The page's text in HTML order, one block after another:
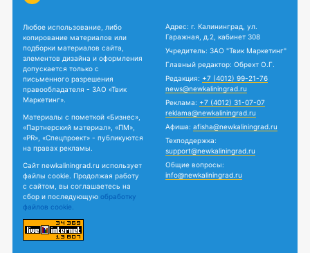
Любое использование, либо
копирование материалов или
подборки материалов сайта,
элементов дизайна и оформления
допускается только с
письменного разрешения
правообладателя - ЗАО «Твик
Маркетинг».
Материалы с пометкой «Бизнес»,
«Партнерский материал», «ПМ»,
«PR», «Спецпроект» - публикуются
на правах рекламы.
Сайт newkaliningrad.ru использует
файлы cookie. Продолжая работу
с сайтом, вы соглашаетесь на
сбор и последующую обработку
файлов cookie.
Адрес: г. Калининград, ул.
Гаражная, д.2, кабинет 308
Учредитель: ЗАО "Твик Маркетинг"
Главный редактор: Обрехт О.Г.
Редакция: +7 (4012) 99-21-76
news@newkaliningrad.ru
Реклама: +7 (4012) 31-07-07
reklama@newkaliningrad.ru
Афиша: afisha@newkaliningrad.ru
Техподдержка:
support@newkaliningrad.ru
Общие вопросы:
info@newkaliningrad.ru